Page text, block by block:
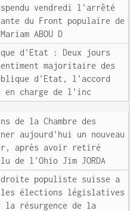
vendredi l'arrêté
du Front populaire de
ABOU D
d'Etat : Deux jours
majoritaire des
d'Etat, l'accord
charge de l'inc
de la Chambre des
aujourd'hui un nouveau
après avoir retiré
de l'Ohio Jim JORDA
populiste suisse a
les élections législatives
la résurgence de la